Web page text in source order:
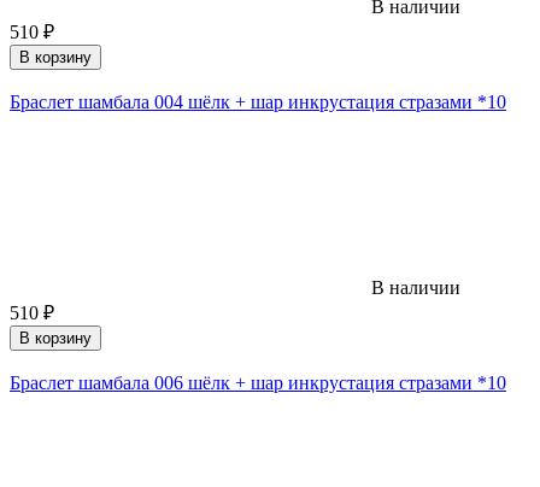
В наличии
510 ₽
В корзину
Браслет шамбала 004 шёлк + шар инкрустация стразами *10
В наличии
510 ₽
В корзину
Браслет шамбала 006 шёлк + шар инкрустация стразами *10